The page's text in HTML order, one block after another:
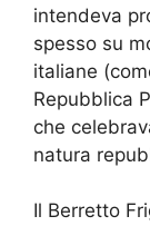
intendeva
spesso su
italiane
Repubblica
che
natura
Il Berretto